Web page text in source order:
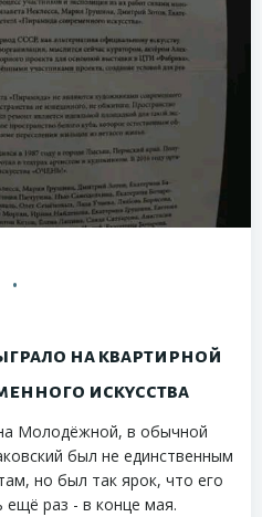
•
на квартирной
искусства
Молодёжной, в обычной
был не единственным
но был так ярок, что его
ещё раз - в конце мая.